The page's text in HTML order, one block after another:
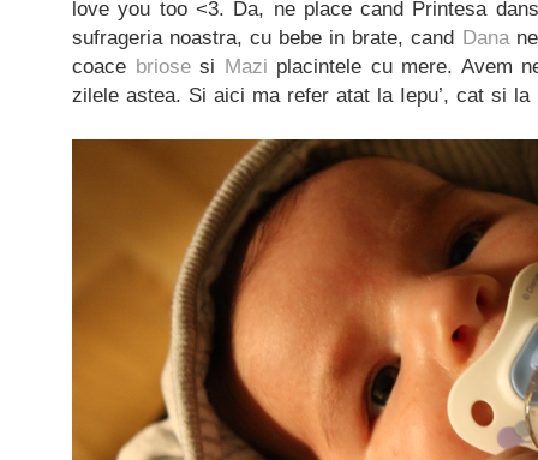
love you too <3. Da, ne place cand Printesa
sufrageria noastra, cu bebe in brate, cand Danane
coace briosesi Mazi placintele cu mere. Avem
zilele astea. Si aici ma refer atat la Iepu’, cat si la